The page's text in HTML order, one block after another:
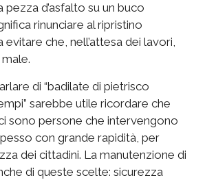
d’asfalto su un buco
rinunciare al ripristino
evitare che, nell’attesa dei lavori,
di “badilate di pietrisco
sarebbe utile ricordare che
sono persone che intervengono
con grande rapidità, per
dei cittadini. La manutenzione di
di queste scelte: sicurezza